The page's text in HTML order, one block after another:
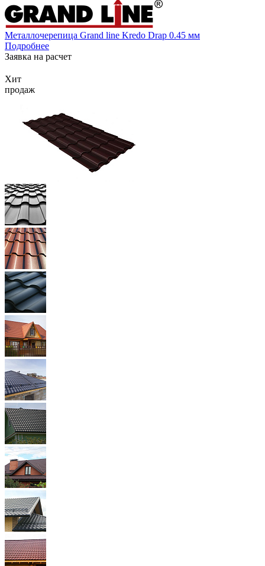
Металлочерепица Grand line Kredo Drap 0.45 мм
Подробнее
Заявка на расчет
Хит
продаж